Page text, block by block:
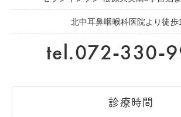
北中耳鼻咽喉科医院より徒歩
tel.072-330-
診療時間